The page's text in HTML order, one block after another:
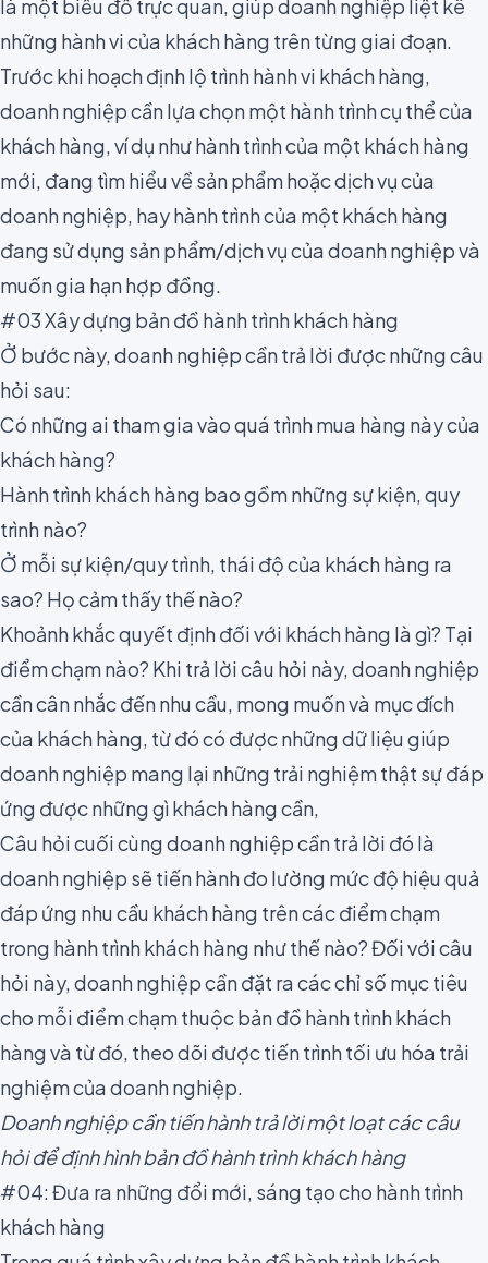
là một biểu đồ trực quan, giúp doanh nghiệp liệt kê
những hành vi của khách hàng trên từng giai đoạn.
Trước khi hoạch định lộ trình hành vi khách hàng,
doanh nghiệp cần lựa chọn một hành trình cụ thể của
khách hàng, ví dụ như hành trình của một khách hàng
mới, đang tìm hiểu về sản phẩm hoặc dịch vụ của
doanh nghiệp, hay hành trình của một khách hàng
đang sử dụng sản phẩm/dịch vụ của doanh nghiệp và
muốn gia hạn hợp đồng.
#03 Xây dựng bản đồ hành trình khách hàng
Ở bước này, doanh nghiệp cần trả lời được những câu
hỏi sau:
Có những ai tham gia vào quá trình mua hàng này của
khách hàng?
Hành trình khách hàng bao gồm những sự kiện, quy
trình nào?
Ở mỗi sự kiện/quy trình, thái độ của khách hàng ra
sao? Họ cảm thấy thế nào?
Khoảnh khắc quyết định đối với khách hàng là gì? Tại
điểm chạm nào? Khi trả lời câu hỏi này, doanh nghiệp
cần cân nhắc đến nhu cầu, mong muốn và mục đích
của khách hàng, từ đó có được những dữ liệu giúp
doanh nghiệp mang lại những trải nghiệm thật sự đáp
ứng được những gì khách hàng cần,
Câu hỏi cuối cùng doanh nghiệp cần trả lời đó là
doanh nghiệp sẽ tiến hành đo lường mức độ hiệu quả
đáp ứng nhu cầu khách hàng trên các điểm chạm
trong hành trình khách hàng như thế nào? Đối với câu
hỏi này, doanh nghiệp cần đặt ra cácchỉ số mục tiêu
cho mỗi điểm chạm thuộc bản đồ hành trình khách
hàng và từ đó, theo dõi được tiến trình tối ưu hóa trải
nghiệm của doanh nghiệp.
Doanh nghiệp cần tiến hành trả lời một loạt các câu
hỏi để định hình bản đồ hành trình khách hàng
#04: Đưa ra những đổi mới, sáng tạo cho hành trình
khách hàng